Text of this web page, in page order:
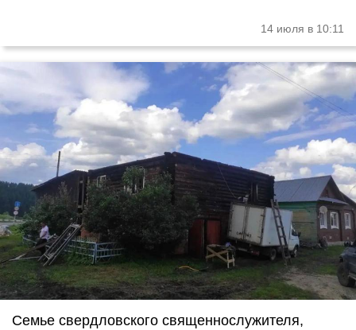
14 июля в 10:11
Семье свердловского священнослужителя,